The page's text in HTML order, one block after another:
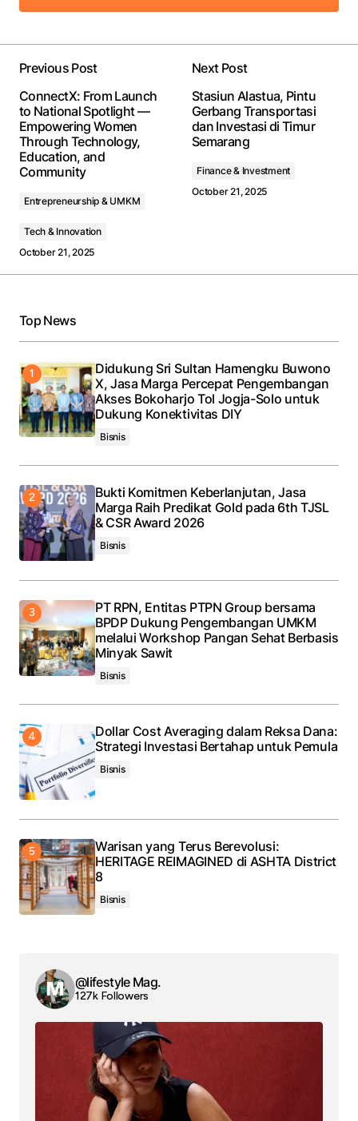
Add a comment
fields are marked*
Comment*
Submit Comment
Previous Post
ConnectX: From Launch
to National Spotlight —
Empowering Women
Through Technology,
Education, and
Community
Entrepreneurship & UMKM
Tech & Innovation
October 21, 2025
Next Post
Stasiun Alastua, Pintu
Gerbang Transportasi
dan Investasi di Timur
Semarang
Finance & Investment
October 21, 2025
Top News
Didukung Sri Sultan Hamengku Buwono
X, Jasa Marga Percepat Pengembangan
Akses Bokoharjo Tol Jogja-Solo untuk
Dukung Konektivitas DIY
Bisnis
Bukti Komitmen Keberlanjutan, Jasa
Marga Raih Predikat Gold pada 6th TJSL
& CSR Award 2026
Bisnis
PT RPN, Entitas PTPN Group bersama
BPDP Dukung Pengembangan UMKM
melalui Workshop Pangan Sehat Berbasis
Minyak Sawit
Bisnis
Dollar Cost Averaging dalam Reksa Dana:
Strategi Investasi Bertahap untuk Pemula
Bisnis
Warisan yang Terus Berevolusi:
HERITAGE REIMAGINED di ASHTA District
8
Bisnis
@lifestyle Mag.
127k Followers